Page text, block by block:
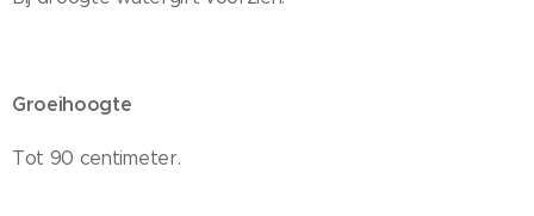
Groeihoogte
Tot 90 centimeter.